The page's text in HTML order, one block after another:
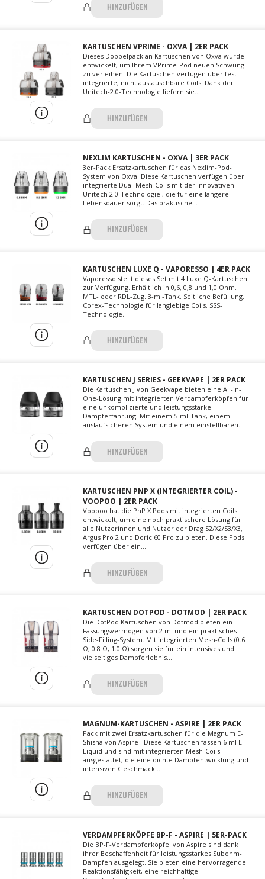
HINZUFÜGEN
KARTUSCHEN VPRIME - OXVA | 2ER PACK
Dieses Doppelpack an Kartuschen von Oxva wurde
entwickelt, um Ihrem VPrime-Pod neuen Schwung
zu verleihen. Die Kartuschen verfügen über fest
integrierte, nicht austauschbare Coils. Dank der
Unitech-2.0-Technologie liefern sie...
HINZUFÜGEN
NEXLIM KARTUSCHEN - OXVA | 3ER PACK
3er-Pack Ersatzkartuschen für das Nexlim-Pod-
System von Oxva. Diese Kartuschen verfügen über
integrierte Dual-Mesh-Coils mit der innovativen
Unitech 2.0-Technologie , die für eine längere
Lebensdauer sorgt. Das praktische...
HINZUFÜGEN
KARTUSCHEN LUXE Q - VAPORESSO | 4ER PACK
Vaporesso stellt dieses Set mit 4 Luxe Q-Kartuschen
zur Verfügung. Erhältlich in 0,6, 0,8 und 1,0 Ohm.
MTL- oder RDL-Zug. 3-ml-Tank. Seitliche Befüllung.
Corex-Technologie für langlebige Coils. SSS-
Technologie...
HINZUFÜGEN
KARTUSCHEN J SERIES - GEEKVAPE | 2ER PACK
Die Kartuschen J von Geekvape bieten eine All-in-
One-Lösung mit integrierten Verdampferköpfen für
eine unkomplizierte und leistungsstarke
Dampferfahrung. Mit einem 5-ml-Tank, einem
auslaufsicheren System und einem einstellbaren...
HINZUFÜGEN
KARTUSCHEN PNP X (INTEGRIERTER COIL) -
VOOPOO | 2ER PACK
Voopoo hat die PnP X Pods mit integrierten Coils
entwickelt, um eine noch praktischere Lösung für
alle Nutzerinnen und Nutzer der Drag S2/X2/S3/X3,
Argus Pro 2 und Doric 60 Pro zu bieten. Diese Pods
verfügen über ein...
HINZUFÜGEN
KARTUSCHEN DOTPOD - DOTMOD | 2ER PACK
Die DotPod Kartuschen von Dotmod bieten ein
Fassungsvermögen von 2 ml und ein praktisches
Side-Filling-System. Mit integrierten Mesh-Coils (0.6
Ω, 0.8 Ω, 1.0 Ω) sorgen sie für ein intensives und
vielseitiges Dampferlebnis....
HINZUFÜGEN
MAGNUM-KARTUSCHEN - ASPIRE | 2ER PACK
Pack mit zwei Ersatzkartuschen für die Magnum E-
Shisha von Aspire . Diese Kartuschen fassen 6 ml E-
Liquid und sind mit integrierten Mesh-Coils
ausgestattet, die eine dichte Dampfentwicklung und
intensiven Geschmack...
HINZUFÜGEN
VERDAMPFERKÖPFE BP-F - ASPIRE | 5ER-PACK
Die BP-F-Verdampferköpfe von Aspire sind dank
ihrer Beschaffenheit für leistungsstarkes Subohm-
Dampfen ausgelegt. Sie bieten eine hervorragende
Reaktionsfähigkeit, eine reichhaltige